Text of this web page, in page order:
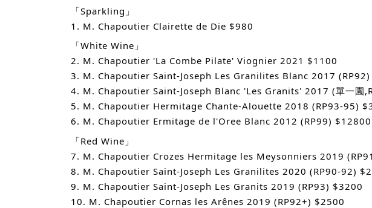
「Sparkling」
1. M. Chapoutier Clairette de Die $980
「White Wine」
2. M. Chapoutier 'La Combe Pilate' Viognier 2021 $1100
3. M. Chapoutier Saint-Joseph Les Granilites Blanc 2017
4. M. Chapoutier Saint-Joseph Blanc 'Les Granits' 2017 (單一園
5. M. Chapoutier Hermitage Chante-Alouette 2018 (RP93-95)
6. M. Chapoutier Ermitage de l'Oree Blanc 2012 (RP99) $12800
「Red Wine」
7. M. Chapoutier Crozes Hermitage les Meysonniers 2019
8. M. Chapoutier Saint-Joseph Les Granilites 2020 (RP90-92)
9. M. Chapoutier Saint-Joseph Les Granits 2019 (RP93) $3200
10. M. Chapoutier Cornas les Arênes 2019 (RP92+) $2500